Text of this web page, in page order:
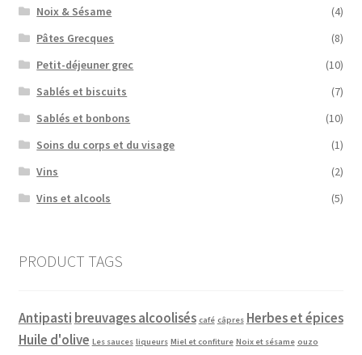
Noix & Sésame
(4)
Pâtes Grecques
(8)
Petit-déjeuner grec
(10)
Sablés et biscuits
(7)
Sablés et bonbons
(10)
Soins du corps et du visage
(1)
Vins
(2)
Vins et alcools
(5)
PRODUCT TAGS
Antipasti breuvages alcoolisés café câpres Herbes et épices
Huile d'olive Les sauces liqueurs Miel et confiture Noix et sésame ouzo